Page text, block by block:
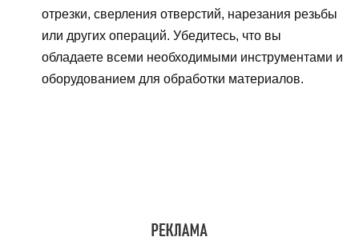
отрезки, сверления отверстий, нарезания резьбы
или других операций. Убедитесь, что вы
обладаете всеми необходимыми инструментами и
оборудованием для обработки материалов.